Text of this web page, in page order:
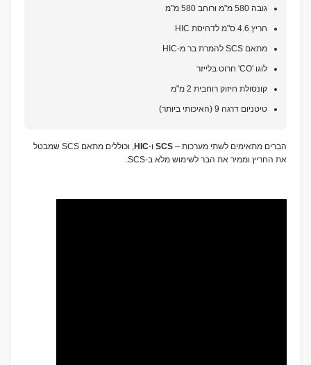
גובה 580 מ"מ ורוחב 580 מ"מ
חריץ 4.6 ס"מ לדחיסת HIC
מתאם SCS להמרת בר מ-HIC
לוגו 'CO' חרוט בלייזר
קונסולת חיזוק רוחבית 2 מ"מ
טיטניום דרגה 9 (האיכותי ביותר)
הברים מתאימים לשתי מערכות – SCS ו-HIC
, וכוללים מתאם SCS שמבטל
את החריץ וממיר את הבר לשימוש מלא ב-SCS.